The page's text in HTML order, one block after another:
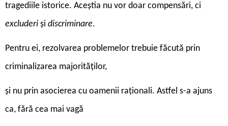
tragediile istorice. Aceștia nu vor doar compensări, ci
excluderi și discriminare.
Pentru ei, rezolvarea problemelor trebuie făcută prin
criminalizarea majorităților,
și nu prin asocierea cu oamenii raționali. Astfel s-a ajuns
ca, fără cea mai vagă